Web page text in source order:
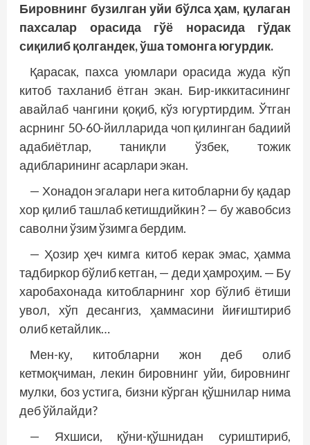
Бировнинг бузилган уйи бўлса ҳам, қулаган
пахсалар орасида гўё норасида гўдак
сиқилиб қолгандек, ўша томонга югурдик.
Қарасак, пахса уюмлари орасида жуда кўп
китоб тахланиб ётган экан. Бир-иккитасининг
авайлаб чангини қоқиб, кўз югуртирдим. Ўтган
асрнинг 50-60-йилларида чоп қилинган бадиий
адабиётлар, таниқли ўзбек, тожик
адибларининг асарлари экан.
— Хонадон эгалари нега китобларни бу қадар
хор қилиб ташлаб кетишдийкин? — бу жавобсиз
саволни ўзим ўзимга бердим.
— Ҳозир ҳеч кимга китоб керак эмас, ҳамма
тадбиркор бўлиб кетган, — деди ҳамроҳим. — Бу
харобахонада китобларнинг хор бўлиб ётиши
увол, хўп десангиз, ҳаммасини йиғиштириб
олиб кетайлик…
Мен-ку, китобларни жон деб олиб
кетмоқчиман, лекин бировнинг уйи, бировнинг
мулки, боз устига, бизни кўрган қўшнилар нима
деб ўйлайди?
— Яхшиси, қўни-қўшнидан суриштириб,